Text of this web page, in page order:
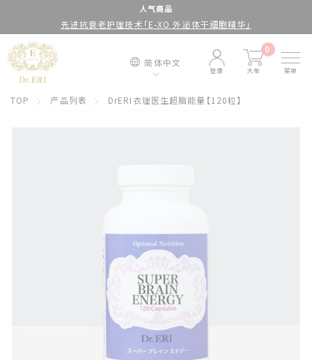
容
停
幻
人气商品
先进抗衰老护理技术「E-XO 外泌体干细胞精华」
简体中文
登录 大车
0
菜单
TOP 产品列表 DrERI衣理医生超脑能量【120粒】